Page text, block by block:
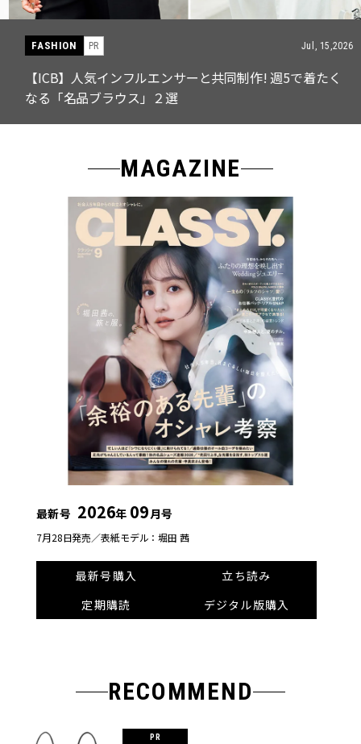
FASHION PR Jul, 15,2026
【ICB】人気インフルエンサーと共同制作! 週5で着たく
なる「名品ブラウス」２選
MAGAZINE
最新号 2026年 09月号
7月28日発売／表紙モデル：堀田 茜
最新号購入
立ち読み
定期購読
デジタル版購入
RECOMMEND